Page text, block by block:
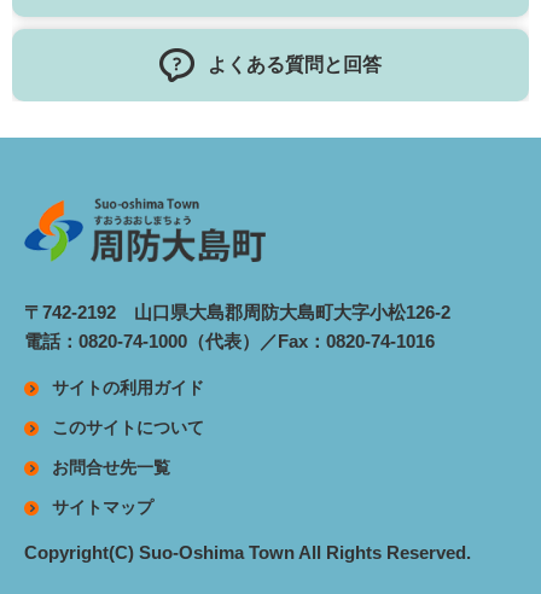
よくある質問と回答
〒742-2192 山口県大島郡周防大島町大字小松126-2
電話：0820-74-1000（代表）／Fax：0820-74-1016
サイトの利用ガイド
このサイトについて
お問合せ先一覧
サイトマップ
Copyright(C) Suo-Oshima Town All Rights Reserved.